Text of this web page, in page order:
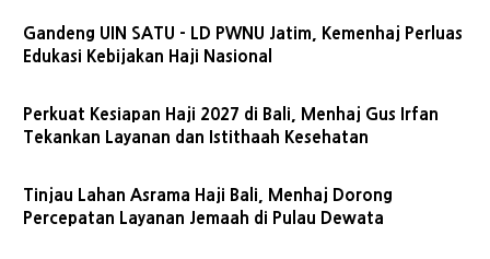
Gandeng UIN SATU - LD PWNU Jatim, Kemenhaj Perluas
Edukasi Kebijakan Haji Nasional
Perkuat Kesiapan Haji 2027 di Bali, Menhaj Gus Irfan
Tekankan Layanan dan Istithaah Kesehatan
Tinjau Lahan Asrama Haji Bali, Menhaj Dorong
Percepatan Layanan Jemaah di Pulau Dewata